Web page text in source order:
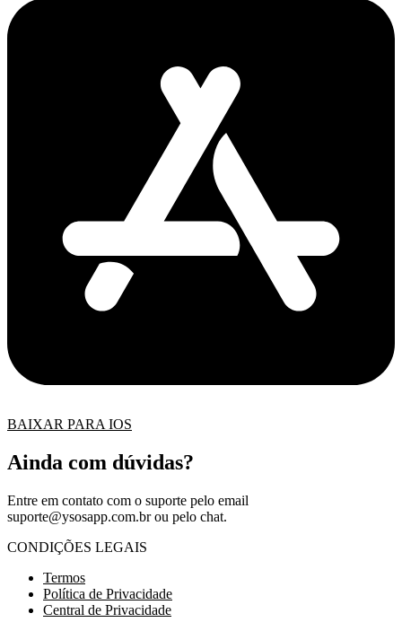
BAIXAR PARA IOS
Ainda com dúvidas?
Entre em contato com o suporte pelo email
suporte@ysosapp.com.brou pelo chat.
CONDIÇÕES LEGAIS
Termos
Política de Privacidade
Central de Privacidade